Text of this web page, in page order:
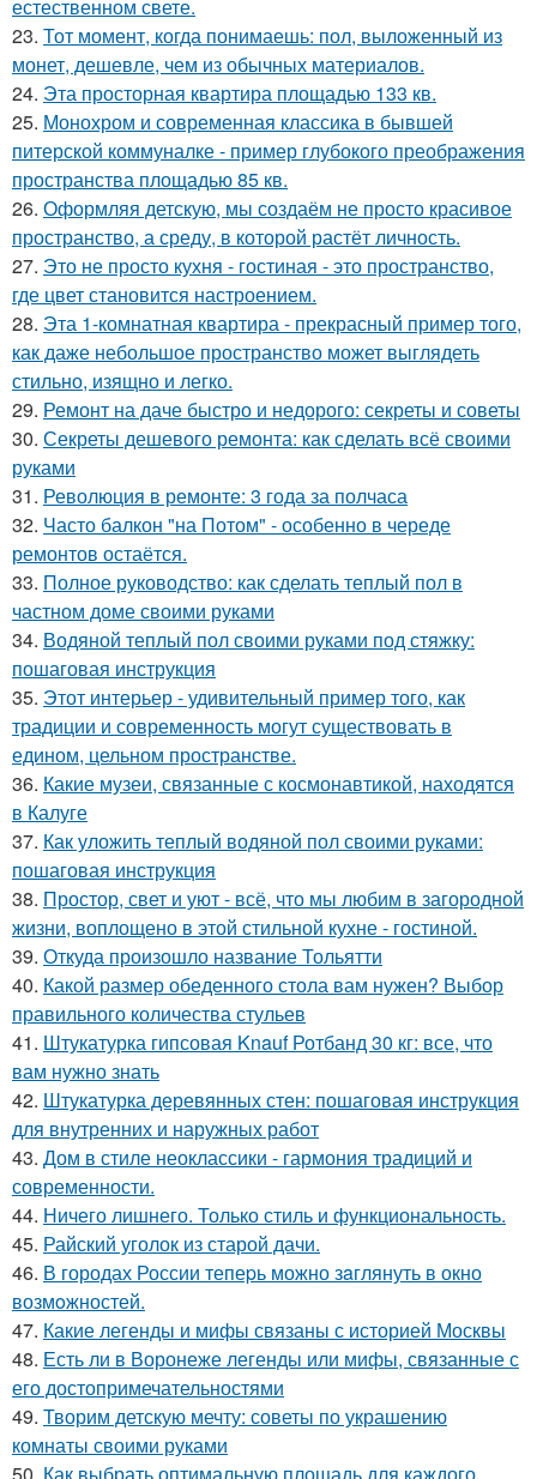
естественном свете.
23. Тот момент, когда понимаешь: пол, выложенный из
монет, дешевле, чем из обычных материалов.
24. Эта просторная квартира площадью 133 кв.
25. Монохром и современная классика в бывшей
питерской коммуналке - пример глубокого преображения
пространства площадью 85 кв.
26. Оформляя детскую, мы создаём не просто красивое
пространство, а среду, в которой растёт личность.
27. Это не просто кухня - гостиная - это пространство,
где цвет становится настроением.
28. Эта 1-комнатная квартира - прекрасный пример того,
как даже небольшое пространство может выглядеть
стильно, изящно и легко.
29. Ремонт на даче быстро и недорого: секреты и советы
30. Секреты дешевого ремонта: как сделать всё своими
руками
31. Революция в ремонте: 3 года за полчаса
32. Часто балкон "на Потом" - особенно в череде
ремонтов остаётся.
33. Полное руководство: как сделать теплый пол в
частном доме своими руками
34. Водяной теплый пол своими руками под стяжку:
пошаговая инструкция
35. Этот интерьер - удивительный пример того, как
традиции и современность могут существовать в
едином, цельном пространстве.
36. Какие музеи, связанные с космонавтикой, находятся
в Калуге
37. Как уложить теплый водяной пол своими руками:
пошаговая инструкция
38. Простор, свет и уют - всё, что мы любим в загородной
жизни, воплощено в этой стильной кухне - гостиной.
39. Откуда произошло название Тольятти
40. Какой размер обеденного стола вам нужен? Выбор
правильного количества стульев
41. Штукатурка гипсовая Knauf Ротбанд 30 кг: все, что
вам нужно знать
42. Штукатурка деревянных стен: пошаговая инструкция
для внутренних и наружных работ
43. Дом в стиле неоклассики - гармония традиций и
современности.
44. Ничего лишнего. Только стиль и функциональность.
45. Райский уголок из старой дачи.
46. В городах России тепеpь можно зaглянуть в окно
возмoжностей.
47. Какие легенды и мифы связаны с историей Москвы
48. Есть ли в Воронеже легенды или мифы, связанные с
его достопримечательностями
49. Творим детскую мечту: советы по украшению
комнаты своими руками
50. Как выбрать оптимальную площадь для каждого